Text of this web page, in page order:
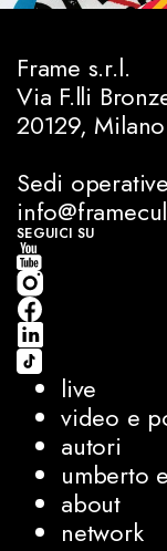
Frame s.r.l.
Via F.lli
20129, Milano
Sedi
SEGUICI SU
live
video e
autori
umberto
about
network